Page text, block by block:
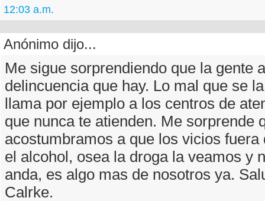
12:03 a.m.
Anónimo dijo...
Me sigue sorprendiendo que la gente
delincuencia que hay. Lo mal que se
llama por ejemplo a los centros de
que nunca te atienden. Me sorprende
acostumbramos a que los vicios fuera
el alcohol, osea la droga la veamos y
anda, es algo mas de nosotros ya.
Calrke.